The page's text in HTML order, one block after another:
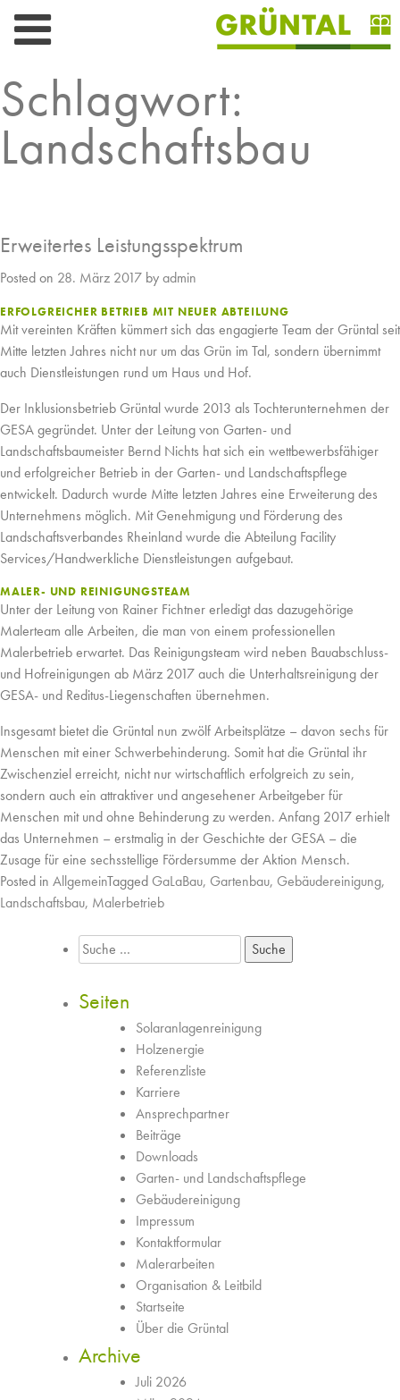
Schlagwort:
Landschaftsbau
Erweitertes Leistungsspektrum
Posted on 28. März 2017 byadmin
ERFOLGREICHER BETRIEB MIT NEUER ABTEILUNG
Mit vereinten Kräften kümmert sich das engagierte Team der Grüntal seit
Mitte letzten Jahres nicht nur um das Grün im Tal, sondern übernimmt
auch Dienstleistungen rund um Haus und Hof.
Der Inklusionsbetrieb Grüntal wurde 2013 als Tochterunternehmen der
GESA gegründet. Unter der Leitung von Garten- und
Landschaftsbaumeister Bernd Nichts hat sich ein wettbewerbsfähiger
und erfolgreicher Betrieb in der Garten- und Landschaftspflege
entwickelt. Dadurch wurde Mitte letzten Jahres eine Erweiterung des
Unternehmens möglich. Mit Genehmigung und Förderung des
Landschaftsverbandes Rheinland wurde die Abteilung Facility
Services/Handwerkliche Dienstleistungen aufgebaut.
MALER- UND REINIGUNGSTEAM
Unter der Leitung von Rainer Fichtner erledigt das dazugehörige
Malerteam alle Arbeiten, die man von einem professionellen
Malerbetrieb erwartet. Das Reinigungsteam wird neben Bauabschluss-
und Hofreinigungen ab März 2017 auch die Unterhaltsreinigung der
GESA- und Reditus-Liegenschaften übernehmen.
Insgesamt bietet die Grüntal nun zwölf Arbeitsplätze – davon sechs für
Menschen mit einer Schwerbehinderung. Somit hat die Grüntal ihr
Zwischenziel erreicht, nicht nur wirtschaftlich erfolgreich zu sein,
sondern auch ein attraktiver und angesehener Arbeitgeber für
Menschen mit und ohne Behinderung zu werden. Anfang 2017 erhielt
das Unternehmen – erstmalig in der Geschichte der GESA – die
Zusage für eine sechsstellige Fördersumme der Aktion Mensch.
Posted in AllgemeinTagged GaLaBau, Gartenbau, Gebäudereinigung,
Landschaftsbau, Malerbetrieb
Suche
nach:
Seiten
Solaranlagenreinigung
Holzenergie
Referenzliste
Karriere
Ansprechpartner
Beiträge
Downloads
Garten- und Landschaftspflege
Gebäudereinigung
Impressum
Kontaktformular
Malerarbeiten
Organisation & Leitbild
Startseite
Über die Grüntal
Archive
Juli 2026